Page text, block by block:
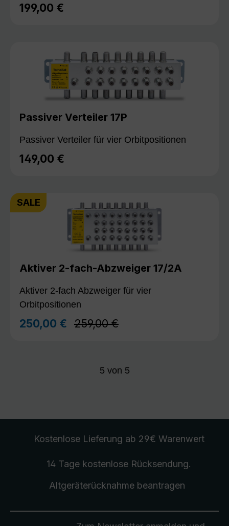
Regulärer Preis:
199,00 €
Passiver Verteiler 17P
Passiver Verteiler für vier Orbitpositionen
Regulärer Preis:
149,00 €
SALE
Aktiver 2-fach-Abzweiger 17/2A
Aktiver 2-fach Abzweiger für vier
Orbitpositionen
Verkaufspreis:
250,00 € Regulärer Preis:
259,00 €
5 von 5
Kostenlose Lieferung ab 29€ Warenwert
14 Tage kostenlose Rücksendung.
Altgeräterücknahmebeantragen